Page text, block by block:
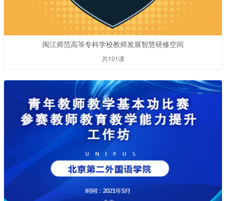
闽江师范高等专科学校教师发展智慧研修空间
共101课